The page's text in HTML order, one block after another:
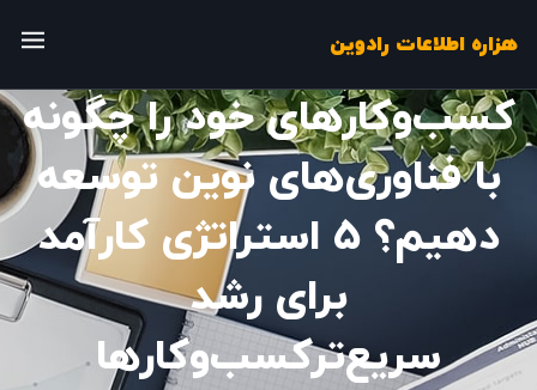
هزاره اطلاعات رادوین
کسب‌وکارهای خود را چگونه
با فناوری‌های نوین توسعه
دهیم؟ ۵ استراتژی کارآمد
برای رشد
سریع‌ترکسب‌وکارها